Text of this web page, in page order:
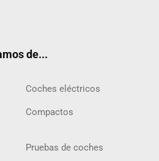
de...
Coches eléctricos
Compactos
Pruebas de coches